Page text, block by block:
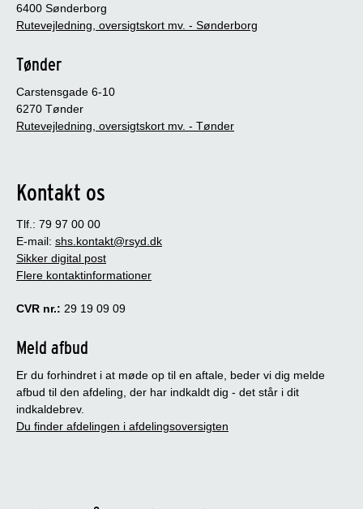
6400 Sønderborg
Rutevejledning, oversigtskort mv. - Sønderborg
Tønder
Carstensgade 6-10
6270 Tønder
Rutevejledning, oversigtskort mv. - Tønder
Kontakt os
Tlf.: 79 97 00 00
E-mail: shs.kontakt@rsyd.dk
Sikker digital post
Flere kontaktinformationer
CVR nr.: 29 19 09 09
Meld afbud
Er du forhindret i at møde op til en aftale, beder vi dig melde
afbud til den afdeling, der har indkaldt dig - det står i dit
indkaldebrev.
Du finder afdelingen i afdelingsoversigten